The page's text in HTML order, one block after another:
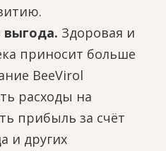
выгода. Здоровая и
приносит больше
BeeVirol
расходы на
прибыль за счёт
и других